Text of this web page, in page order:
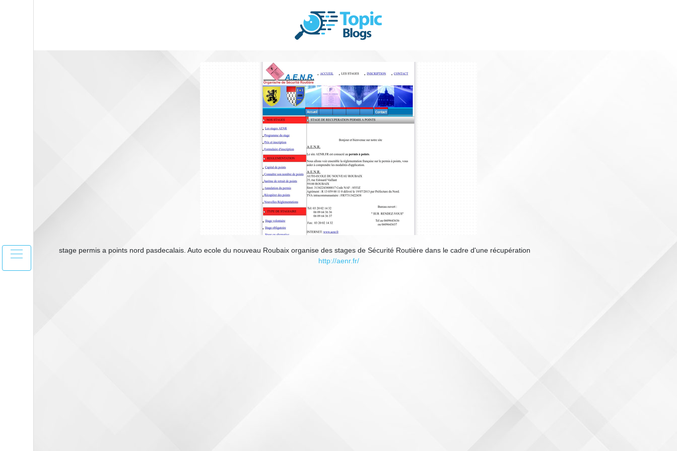
Aenr | Aenr
stage permis a points nord pasdecalais. Auto ecole du nouveau Roubaix organise des stages de Sécurité Routière dans le cadre d'une récupération
http://aenr.fr/